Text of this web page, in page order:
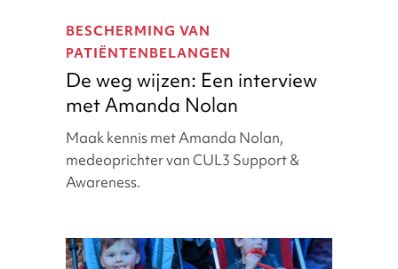
weg
wijzen:
Een
interview
met
Amanda
Nolan
BESCHERMING VAN
PATIËNTENBELANGEN
De weg wijzen: Een interview
met Amanda Nolan
Maak kennis met Amanda Nolan,
medeoprichter van CUL3 Support &
Awareness.